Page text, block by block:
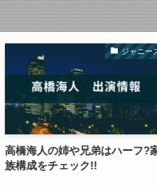
ジャニーズ
高橋海人の姉や兄弟はハーフ?家
族構成をチェック!!